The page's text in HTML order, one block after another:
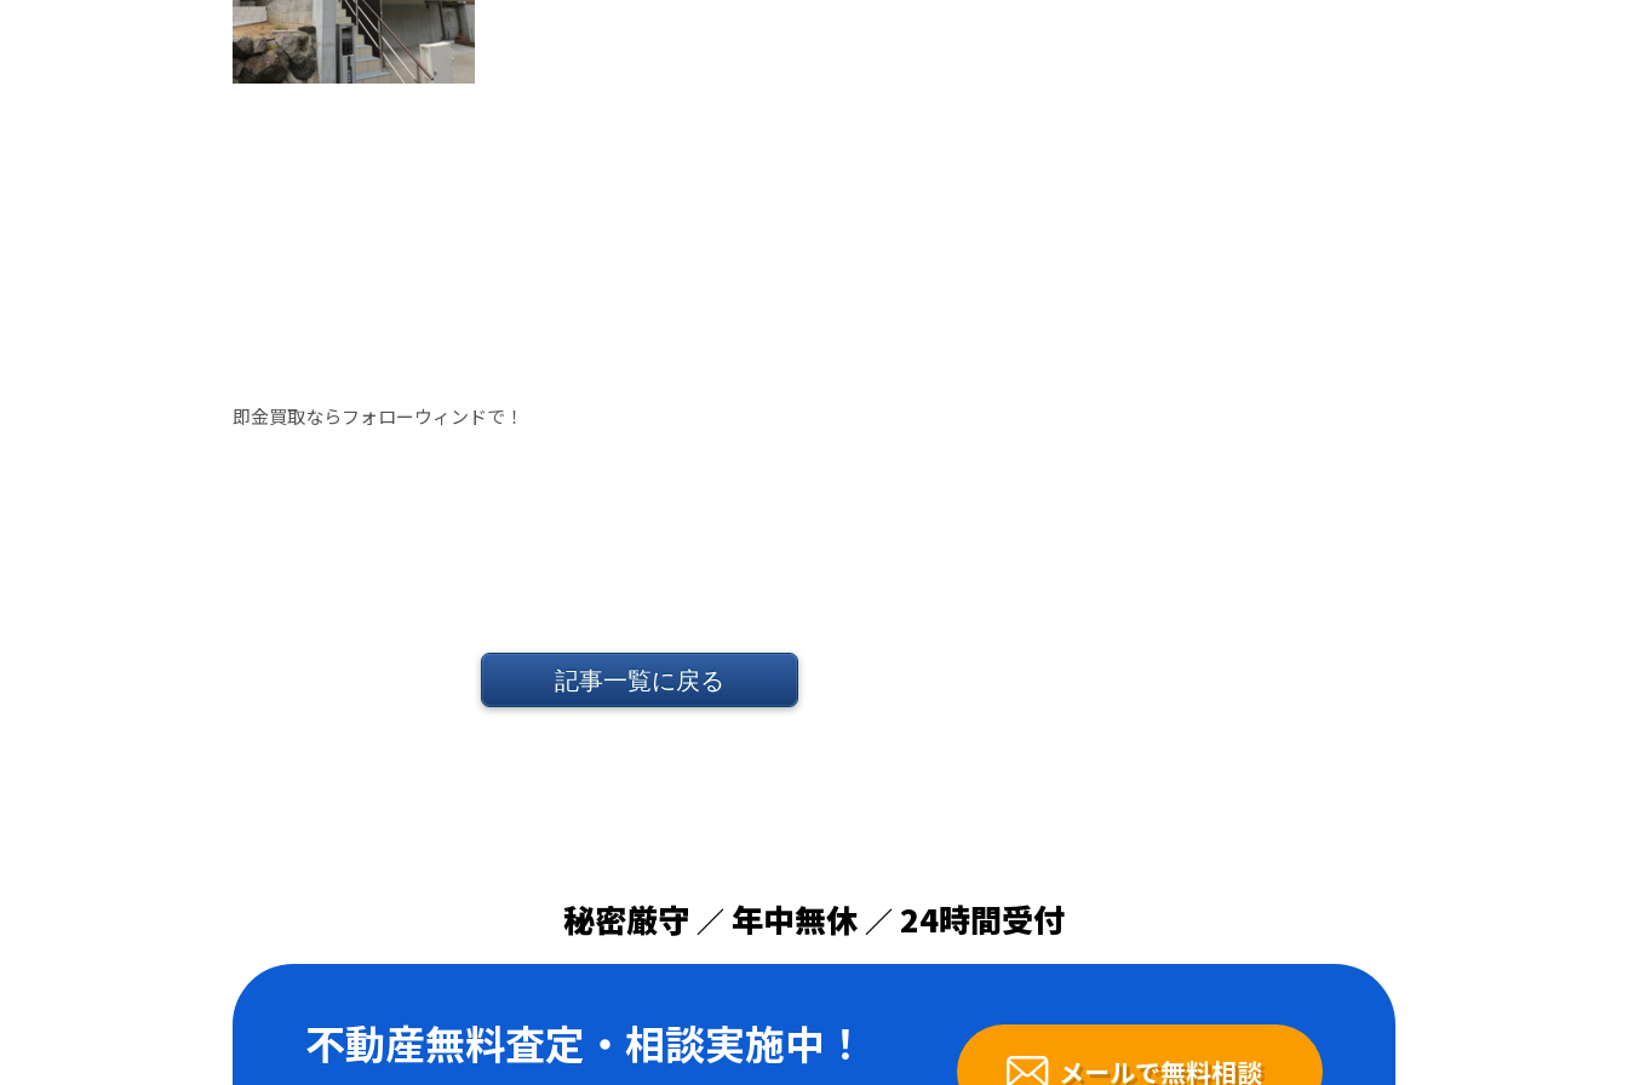
即金買取ならフォローウィンドで！
記事一覧に戻る
秘密厳守 ／ 年中無休 ／ 24時間受付
不動産無料査定・ 相談実施中！ メールで無料相談